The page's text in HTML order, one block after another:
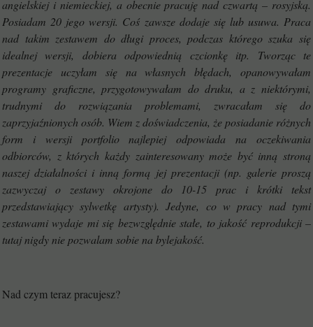
angielskiej i niemieckiej, a obecnie pracuję nad czwartą – rosyjską.
Posiadam 20 jego wersji. Coś zawsze dodaje się lub usuwa. Praca
nad takim zestawem do długi proces, podczas którego szuka się
idealnej wersji, dobiera odpowiednią czcionkę itp. Tworząc te
prezentacje uczyłam się na własnych błędach, opanowywałam
programy graficzne, przygotowywałam do druku, a z niektórymi,
trudnymi do rozwiązania problemami, zwracałam się do
zaprzyjaźnionych osób. Wiem z doświadczenia, że posiadanie różnych
form i wersji portfolio najlepiej odpowiada na oczekiwania
odbiorców, z których każdy zainteresowany może być inną stroną
naszej działalności i inną formą jej prezentacji (np. galerie proszą
zazwyczaj o zestawy okrojone do 10-15 prac i krótki tekst
przedstawiający sylwetkę artysty). Jedyne, co w pracy nad tymi
zestawami wydaje mi się bezwzględnie stałe, to jakość reprodukcji –
tutaj nigdy nie pozwalam sobie na bylejakość.
Nad czym teraz pracujesz?